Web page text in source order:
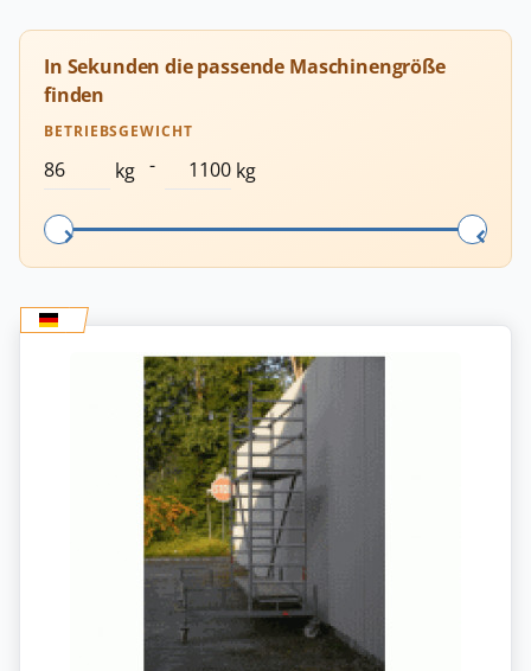
In Sekunden die passende Maschinengröße
finden
BETRIEBSGEWICHT
kg - kg